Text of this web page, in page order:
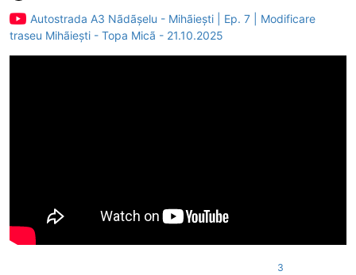
Autostrada A3 Nãdãșelu - Mihãiești | Ep. 7 | Modificare
traseu Mihãiești - Topa Micã - 21.10.2025
3